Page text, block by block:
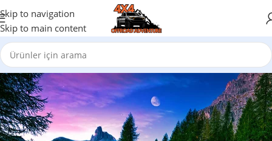
Skip to navigation
Skip to main content